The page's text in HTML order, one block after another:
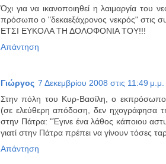
Όχι για να ικανοποιηθεί η λαιμαργία του
πρόσωπο ο "δεκαεξάχρονος νεκρός" στις
ΕΤΣΙ ΕΥΚΟΛΑ ΤΗ ΔΟΛΟΦΟΝΙΑ ΤΟΥ!!!
Απάντηση
Γιώργος 7 Δεκεμβρίου 2008 στις 11:49 μ.μ.
Στην πόλη του Κυρ-Βασίλη, ο
(σε ελεύθερη απόδοση, δεν ηχογράφησα
στην Πάτρα: "Έγινε ένα λάθος κάποιου
γιατί στην Πάτρα πρέπει να γίνουν τόσες
Απάντηση